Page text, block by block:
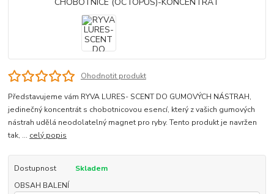
Ohodnotit produkt
Představujeme vám RYVA LURES- SCENT DO GUMOVÝCH NÁSTRAH,
jedinečný koncentrát s chobotnicovou esencí, který z vašich gumových
nástrah udělá neodolatelný magnet pro ryby. Tento produkt je navržen
tak, ... celý popis
Dostupnost
Skladem
OBSAH BALENÍ